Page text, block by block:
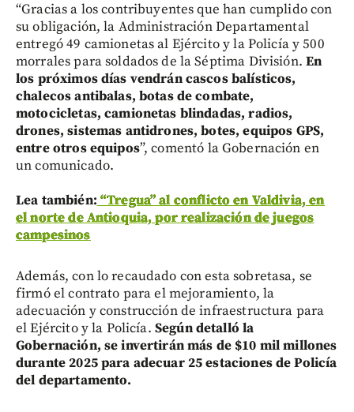
“Gracias a los contribuyentes que han cumplido con
su obligación, la Administración Departamental
entregó 49 camionetas al Ejército y la Policía y 500
morrales para soldados de la Séptima División. En
los próximos días vendrán cascos balísticos,
chalecos antibalas, botas de combate,
motocicletas, camionetas blindadas, radios,
drones, sistemas antidrones, botes, equipos GPS,
entre otros equipos”, comentó la Gobernación en
un comunicado.
Lea también: “Tregua” al conflicto en Valdivia, en
el norte de Antioquia, por realización de juegos
campesinos
Además, con lo recaudado con esta sobretasa, se
firmó el contrato para el mejoramiento, la
adecuación y construcción de infraestructura para
el Ejército y la Policía. Según detalló la
Gobernación, se invertirán más de $10 mil millones
durante 2025 para adecuar 25 estaciones de Policía
del departamento.